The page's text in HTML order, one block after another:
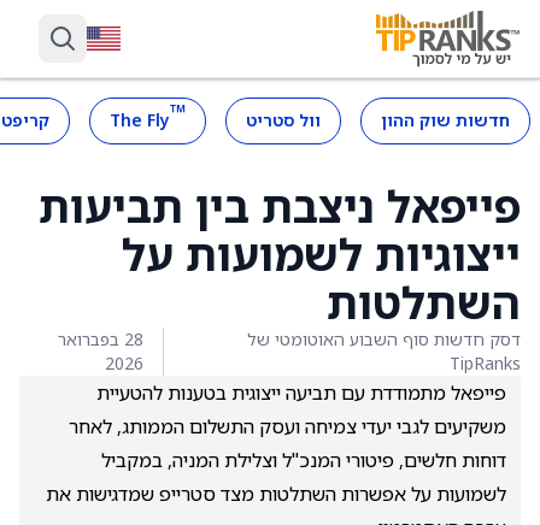
חדשות שוק ההון וול סטריט ™
The Fly
פייפאל ניצבת בין תביעות
ייצוגיות לשמועות על
השתלטות
דסק חדשות סוף השבוע האוטומטי של
TipRanks
28 בפברואר
2026
פייפאל מתמודדת עם תביעה ייצוגית בטענות להטעיית
משקיעים לגבי יעדי צמיחה ועסק התשלום הממותג, לאחר
דוחות חלשים, פיטורי המנכ"ל וצלילת המניה, במקביל
לשמועות על אפשרות השתלטות מצד סטרייפ שמדגישות את